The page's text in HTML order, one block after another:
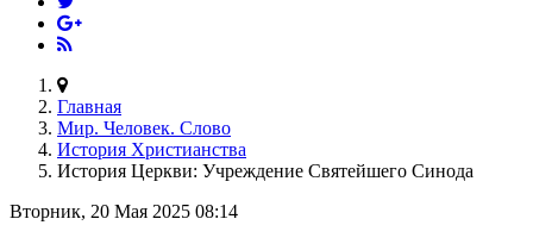
Главная
Мир. Человек. Слово
История Христианства
История Церкви: Учреждение Святейшего Синода
Вторник, 20 Мая 2025 08:14